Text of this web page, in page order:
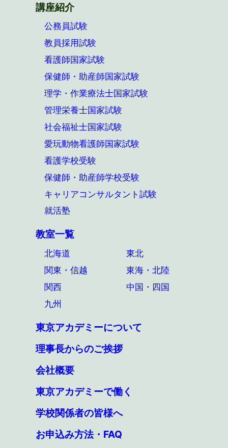
講座紹介
公務員試験
教員採用試験
看護師国家試験
保健師・助産師国家試験
理学・作業療法士国家試験
管理栄養士国家試験
社会福祉士国家試験
愛玩動物看護師国家試験
看護学校受験
保健師・助産師学校受験
キャリアコンサルタント試験
就活塾
教室一覧
北海道
東北
関東・信越
東海・北陸
関西
中国・四国
九州
東京アカデミーについて
理事長からのご挨拶
会社概要
東京アカデミーで働く
学校関係者の皆様へ
お申込み方法・FAQ